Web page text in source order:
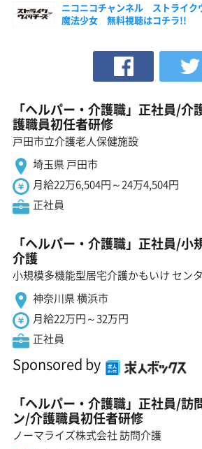
ニコニコチャンネル ストライ
魔法少女 無料視聴はコチラ!!
「ヘルパー・介護職」正社員/
護職員初任者研修
戸田市立介護老人保健施設
埼玉県 戸田市
月給22万6,504円～24万4,504円
正社員
「ヘルパー・介護職」正社員/小
介護
小規模多機能型居宅介護かもいけ セン
神奈川県 横浜市
月給22万円～32万円
正社員
Sponsored by
「ヘルパー・介護職」正社員/訪
ン/介護職員初任者研修
ノーマライズ株式会社 訪問介護